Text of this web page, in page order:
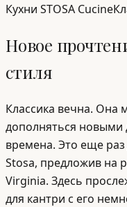
Кухни STOSA Cucine
Новое
стиля
Классика вечна. Она
дополняться новыми
времена. Это еще
Stosa, предложив на
Virginia. Здесь
для кантри с его